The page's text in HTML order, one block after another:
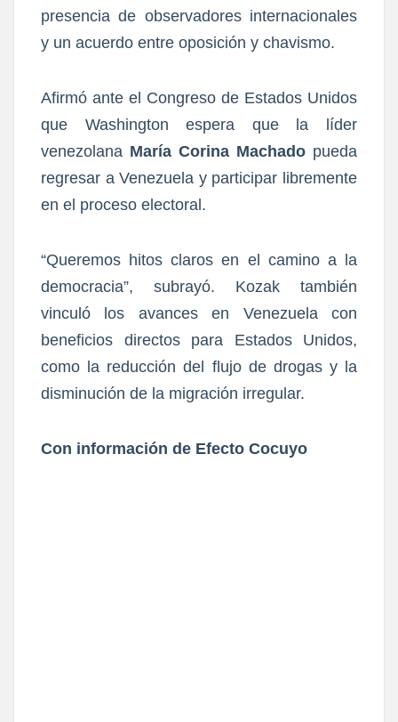
presencia de observadores internacionales
y un acuerdo entre oposición y chavismo.
Afirmó ante el Congreso de Estados Unidos
que Washington espera que la líder
venezolana María Corina Machado pueda
regresar a Venezuela y participar libremente
en el proceso electoral.
“Queremos hitos claros en el camino a la
democracia”, subrayó. Kozak también
vinculó los avances en Venezuela con
beneficios directos para Estados Unidos,
como la reducción del flujo de drogas y la
disminución de la migración irregular.
Con información de Efecto Cocuyo